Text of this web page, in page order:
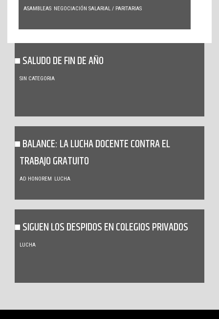
ASAMBLEAS NEGOCIACIÓN SALARIAL / PARITARIAS
SALUDO DE FIN DE AÑO
SIN CATEGORIA
BALANCE: LA LUCHA DOCENTE CONTRA EL
TRABAJO GRATUITO
AD HONOREM LUCHA
SIGUEN LOS DESPIDOS EN COLEGIOS PRIVADOS
LUCHA